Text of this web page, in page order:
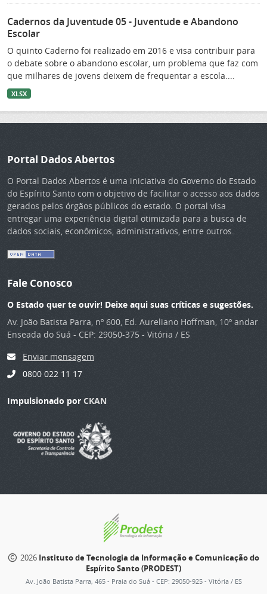
Cadernos da Juventude 05 - Juventude e Abandono
Escolar
O quinto Caderno foi realizado em 2016 e visa contribuir para
o debate sobre o abandono escolar, um problema que faz com
que milhares de jovens deixem de frequentar a escola....
XLSX
Portal Dados Abertos
O Portal Dados Abertos é uma iniciativa do Governo do Estado
do Espírito Santo com o objetivo de facilitar o acesso aos dados
gerados pelos órgãos públicos do estado. O portal visa
entregar uma experiência digital otimizada para a busca de
dados sociais, econômicos, administrativos, entre outros.
Fale Conosco
O Estado quer te ouvir! Deixe aqui suas críticas e sugestões.
Av. João Batista Parra, nº 600, Ed. Aureliano Hoffman, 10º andar
Enseada do Suá - CEP: 29050-375 - Vitória / ES
Enviar mensagem
0800 022 11 17
Impulsionado por CKAN
2026 Instituto de Tecnologia da Informação e Comunicação do
Espírito Santo (PRODEST)
Av. João Batista Parra, 465 - Praia do Suá - CEP: 29050-925 - Vitória / ES